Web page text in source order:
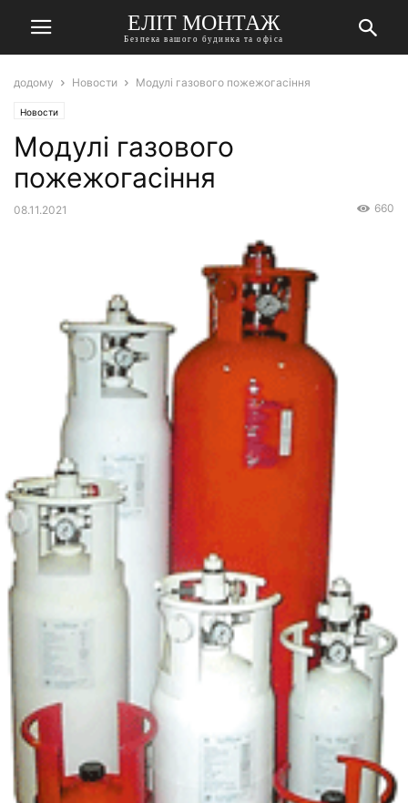
ЕЛІТ МОНТАЖ
Безпека вашого будинка та офіса
додому Новости Модулі газового пожежогасіння
Новости
Модулі газового
пожежогасіння
08.11.2021 660